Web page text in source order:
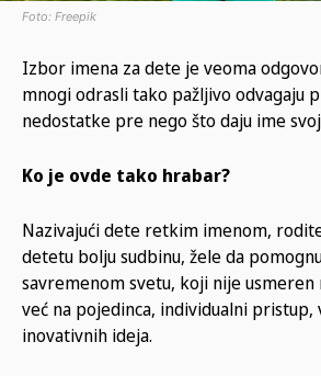
Foto: Freepik
Izbor imena za dete je veoma
mnogi odrasli tako pažljivo odvagaju
nedostatke pre nego što daju ime
Ko je ovde tako hrabar?
Nazivajući dete retkim imenom,
detetu bolju sudbinu, žele da
savremenom svetu, koji nije
već na pojedinca, individualni pristup,
inovativnih ideja.